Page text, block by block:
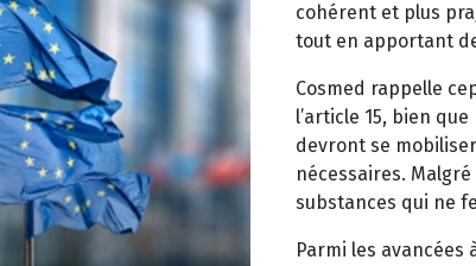
cohérent et plus
tout en apportant
Cosmed rappelle
l’article 15, bien
devront se
nécessaires.
substances qui ne
Parmi les